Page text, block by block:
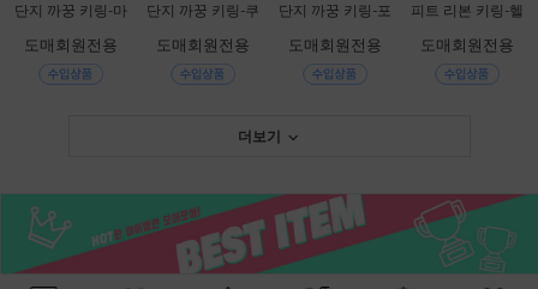
단지 까꿍 키링-마
037]
도매회원전용
단지 까꿍 키링-쿠
도매회원전용
단지 까꿍 키링-포
도매회원전용
피트 리본 키링-헬
1]
도매회원전용
더보기